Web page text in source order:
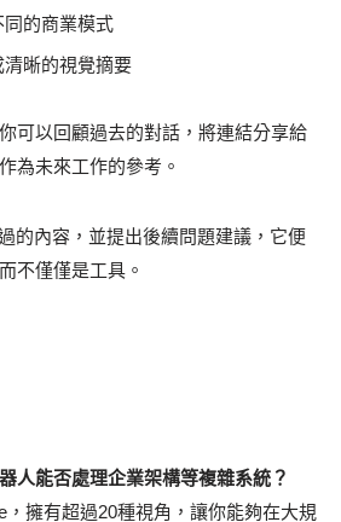
的商業模式
晰的視覺摘要
可以回顧過去的對話，將連結分享給
為未來工作的參考。
的內容，並提出後續問題建議，它便
不僅僅是工具。
人能否處理企業架構等複雜系統？
擁有超過20種視角，讓你能夠在大規